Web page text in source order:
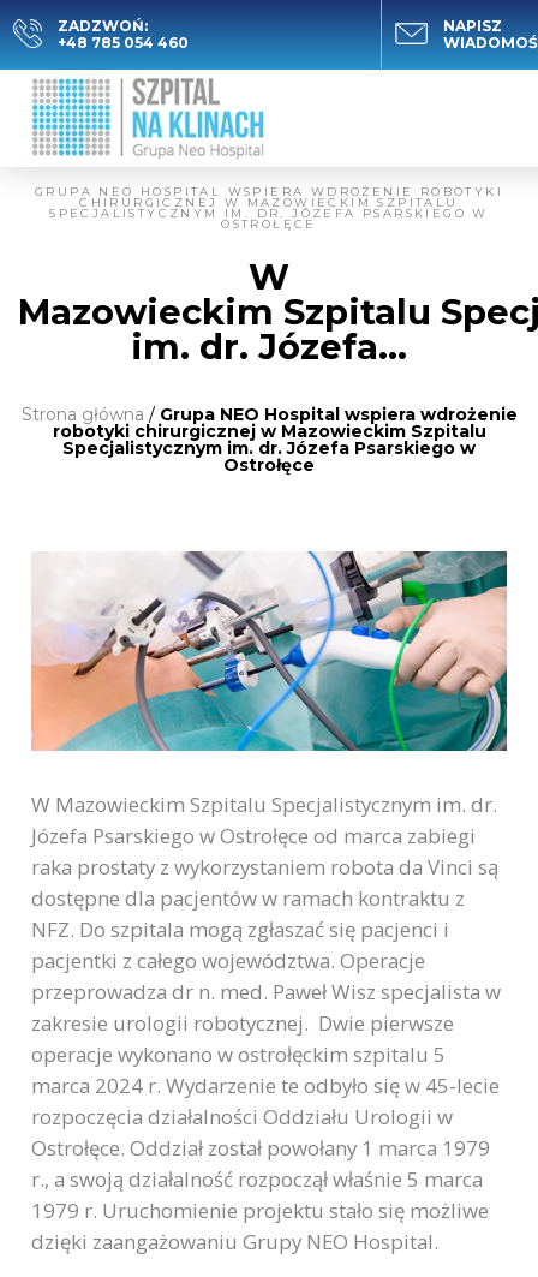
ZADZWOŃ:
+48 785 054 460
NAPISZ
GRUPA NEO HOSPITAL WSPIERA WDROŻENIE ROBOTYKI
CHIRURGICZNEJ W MAZOWIECKIM SZPITALU
SPECJALISTYCZNYM IM. DR. JÓZEFA PSARSKIEGO W
OSTROŁĘCE
W
Mazowieckim Szpitalu
im. dr. Józefa…
Strona główna / Grupa NEO Hospital wspiera wdrożenie
robotyki chirurgicznej w Mazowieckim Szpitalu
Specjalistycznym im. dr. Józefa Psarskiego w
Ostrołęce
W Mazowieckim Szpitalu Specjalistycznym im. dr.
Józefa Psarskiego w Ostrołęce od marca zabiegi
raka prostaty z wykorzystaniem robota da Vinci są
dostępne dla pacjentów w ramach kontraktu z
NFZ. Do szpitala mogą zgłaszać się pacjenci i
pacjentki z całego województwa. Operacje
przeprowadza dr n. med. Paweł Wisz specjalista w
zakresie urologii robotycznej. Dwie pierwsze
operacje wykonano w ostrołęckim szpitalu 5
marca 2024 r. Wydarzenie te odbyło się w 45-lecie
rozpoczęcia działalności Oddziału Urologii w
Ostrołęce. Oddział został powołany 1 marca 1979
r., a swoją działalność rozpoczął właśnie 5 marca
1979 r. Uruchomienie projektu stało się możliwe
dzięki zaangażowaniu Grupy NEO Hospital.